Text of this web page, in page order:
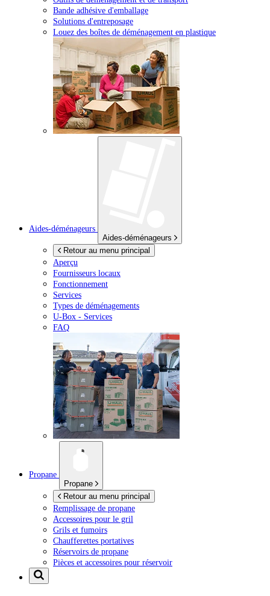
Bande adhésive d'emballage
Solutions d'entreposage
Louez des boîtes de déménagement en plastique
Aides-déménageurs
Aides-déménageurs
Retour au menu principal
Aperçu
Fournisseurs locaux
Fonctionnement
Services
Types de déménagements
U-Box - Services
FAQ
Propane
Propane
Retour au menu principal
Remplissage de propane
Accessoires pour le gril
Grils et fumoirs
Chaufferettes portatives
Réservoirs de propane
Pièces et accessoires pour réservoir